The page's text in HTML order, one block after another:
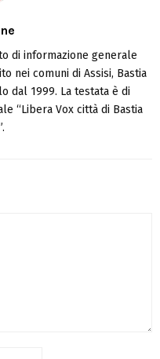
di informazione generale
nei comuni di Assisi, Bastia
dal 1999. La testata è di
“Libera Vox città di Bastia